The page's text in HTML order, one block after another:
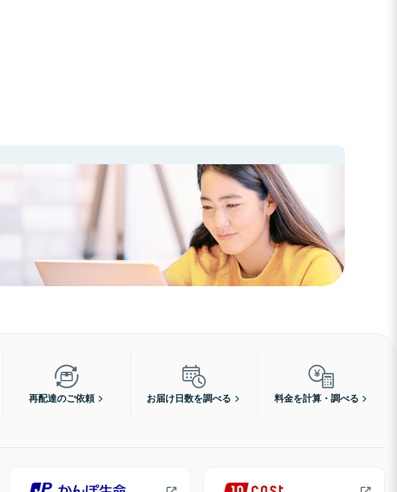
再配達のご依頼 お届け日数を調べる 料金を計算・調べる